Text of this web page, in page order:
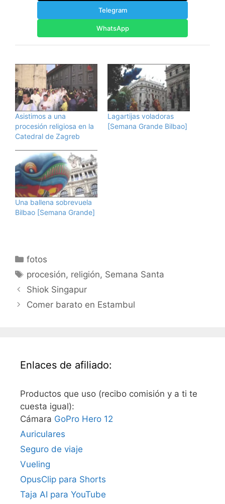
Telegram
WhatsApp
Asistimos a una
procesión religiosa en la
Catedral de Zagreb
Lagartijas voladoras
[Semana Grande Bilbao]
Una ballena sobrevuela
Bilbao [Semana Grande]
Categorías
fotos
Etiquetas
procesión, religión, Semana Santa
Shiok Singapur
Comer barato en Estambul
Enlaces de afiliado:
Productos que uso (recibo comisión y a ti te
cuesta igual):
Cámara GoPro Hero 12
Auriculares
Seguro de viaje
Vueling
OpusClip para Shorts
Taja AI para YouTube